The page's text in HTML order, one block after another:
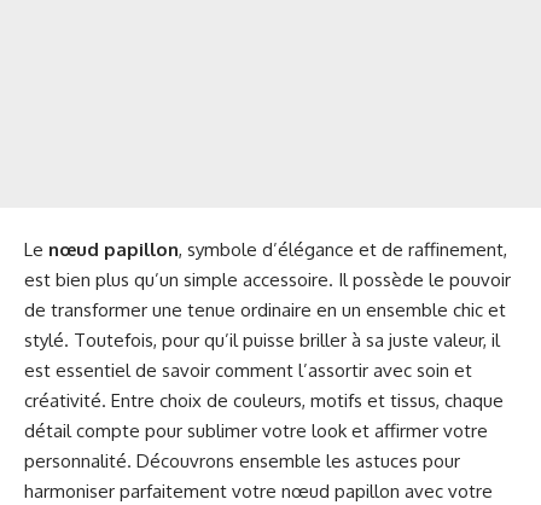
Le nœud papillon, symbole d’élégance et de raffinement,
est bien plus qu’un simple accessoire. Il possède le pouvoir
de transformer une tenue ordinaire en un ensemble chic et
stylé. Toutefois, pour qu’il puisse briller à sa juste valeur, il
est essentiel de savoir comment l’assortir avec soin et
créativité. Entre choix de couleurs, motifs et tissus, chaque
détail compte pour sublimer votre look et affirmer votre
personnalité. Découvrons ensemble les astuces pour
harmoniser parfaitement votre nœud papillon avec votre